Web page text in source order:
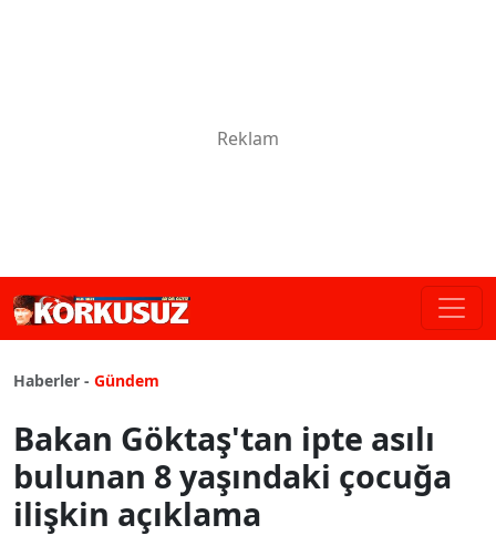
Haberler - Gündem
Bakan Göktaş'tan ipte asılı
bulunan 8 yaşındaki çocuğa
ilişkin açıklama